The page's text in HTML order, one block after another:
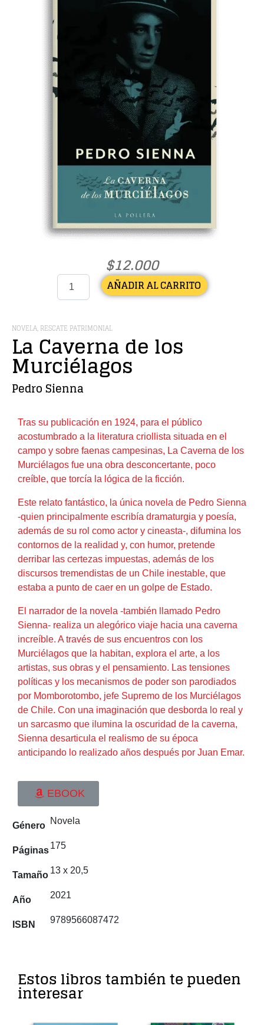
$12.000
AÑADIR AL CARRITO
NOVELA, RESCATE PATRIMONIAL
La Caverna de los
Murciélagos
Pedro Sienna
Tras su publicación en 1924, para el público
acostumbrado a la literatura criollista situada en el
campo y sobre faenas campesinas, La Caverna de los
Murciélagos fue una obra desconcertante, poco
creíble, que torcía la lógica de la ficción.
Este relato fantástico, la única novela de Pedro Sienna
-quien principalmente escribía dramaturgia y poesía,
además de su rol como actor y cineasta-, difumina los
contornos de la realidad y, con humor, pretende
derribar las certezas impuestas, además de los
discursos tremendistas de un Chile inestable, que
estaba a punto de caer en un golpe de Estado.
El narrador de la novela -también llamado Pedro
Sienna- realiza un alegórico viaje hacia una caverna
increíble. A través de sus encuentros con los
Murciélagos que la habitan, explora el arte, a los
artistas, sus obras y el pensamiento. Las tensiones
políticas y los mecanismos de poder son parodiados
por Momborotombo, jefe Supremo de los Murciélagos
de Chile. Con una imaginación que desborda lo real y
un sarcasmo que ilumina la oscuridad de la caverna,
Sienna desarticula el realismo de su época
anticipando lo realizado años después por Juan Emar.
EBOOK
Género Novela
Páginas175
Tamaño 13 x 20,5
Año 2021
ISBN 9789566087472
Estos libros también te pueden
interesar